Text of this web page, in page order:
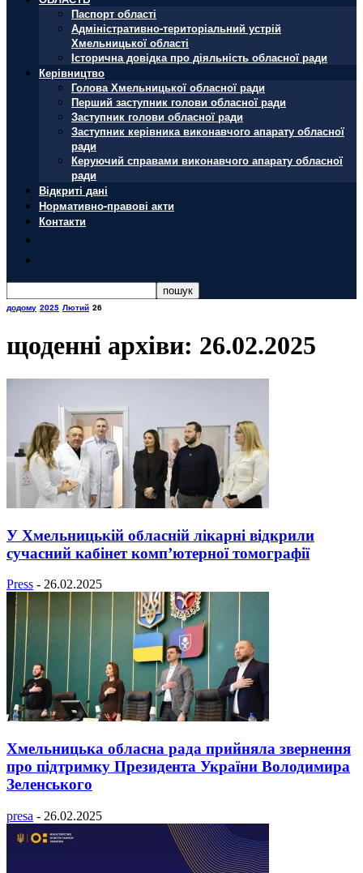
Паспорт області
Адміністративно-територіальний устрій
Хмельницької області
Історична довідка про діяльність обласної ради
Керівництво
Голова Хмельницької обласної ради
Перший заступник голови обласної ради
Заступник голови обласної ради
Заступник керівника виконавчого апарату обласної
ради
Керуючий справами виконавчого апарату обласної
ради
Відкриті дані
Нормативно-правові акти
Контакти
додому 2025 Лютий 26
щоденні архіви: 26.02.2025
У Хмельницькій обласній лікарні відкрили
сучасний кабінет комп’ютерної томографії
Press - 26.02.2025
Хмельницька обласна рада прийняла звернення
про підтримку Президента України Володимира
Зеленського
presa - 26.02.2025